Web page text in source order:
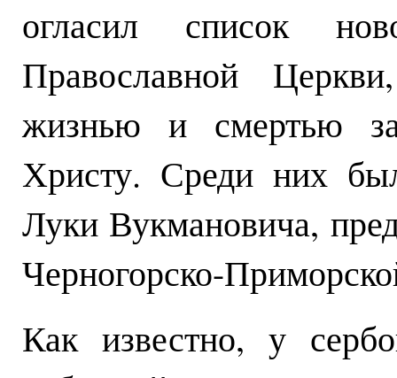
огласил список
Православной
жизнью и смертью
Христу. Среди них
Луки Вукмановича,
Черногорско-
Как известно, у